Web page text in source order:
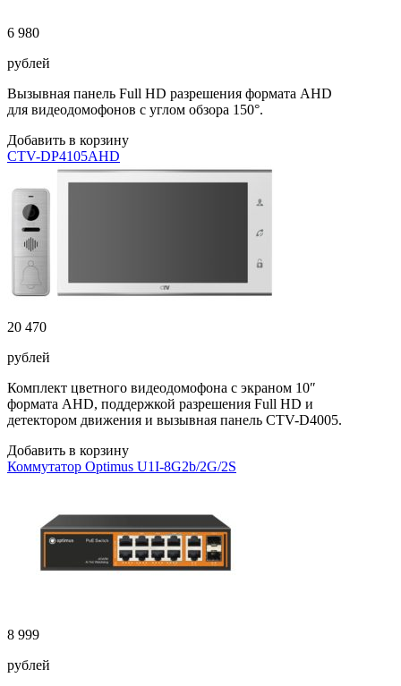
6 980
рублей
Вызывная панель Full HD разрешения формата AHD
для видеодомофонов с углом обзора 150°.
Добавить в корзину
CTV-DP4105AHD
20 470
рублей
Комплект цветного видеодомофона с экраном 10″
формата AHD, поддержкой разрешения Full HD и
детектором движения и вызывная панель CTV-D4005.
Добавить в корзину
Коммутатор Optimus U1I-8G2b/2G/2S
8 999
рублей